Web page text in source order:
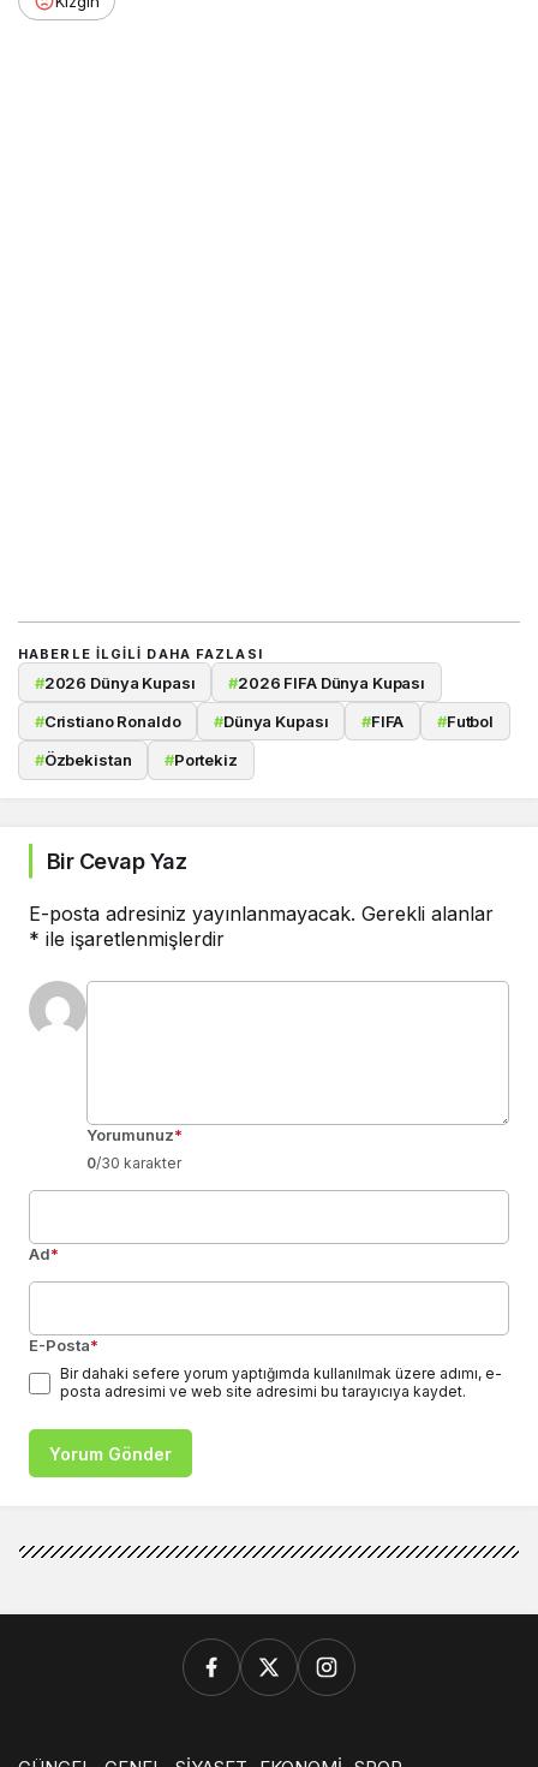
HABERLE ILGILI DAHA FAZLASI
#2026 Dünya Kupası #2026 FIFA Dünya Kupası
#Cristiano Ronaldo #Dünya Kupası #FIFA #Futbol
#Özbekistan #Portekiz
Bir Cevap Yaz
E-posta adresiniz yayınlanmayacak. Gerekli alanlar
* ile işaretlenmişlerdir
Yorumunuz*
0/30 karakter
Ad*
E-Posta*
Bir dahaki sefere yorum yaptığımda kullanılmak üzere adımı, e-
posta adresimi ve web site adresimi bu tarayıcıya kaydet.
Yorum Gönder